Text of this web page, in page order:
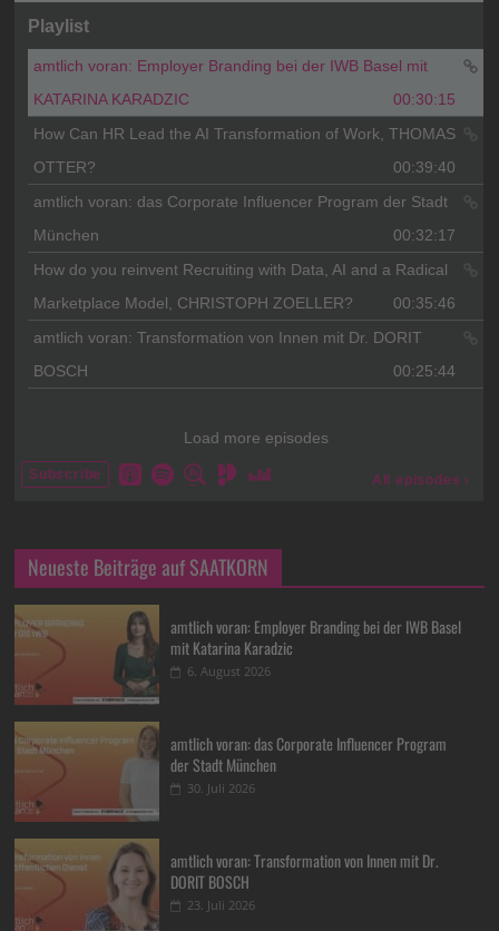
Neueste Beiträge auf SAATKORN
amtlich voran: Employer Branding bei der IWB Basel
mit Katarina Karadzic
6. August 2026
amtlich voran: das Corporate Influencer Program
der Stadt München
30. Juli 2026
amtlich voran: Transformation von Innen mit Dr.
DORIT BOSCH
23. Juli 2026